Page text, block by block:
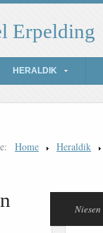
Erpelding
HERALDIK
Home Heraldik
Niesen